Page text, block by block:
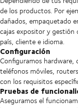
de los productos. Por
dañados, empaquetado
cajas expositor y gestión
país, cliente e idioma.
Configuración
Configuramos hardware,
teléfonos móviles,
con los requisitos
Pruebas de
Aseguramos el